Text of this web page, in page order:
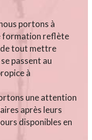
portons à
formation reflète
tout mettre
passent au
à
une attention
après leurs
disponibles en